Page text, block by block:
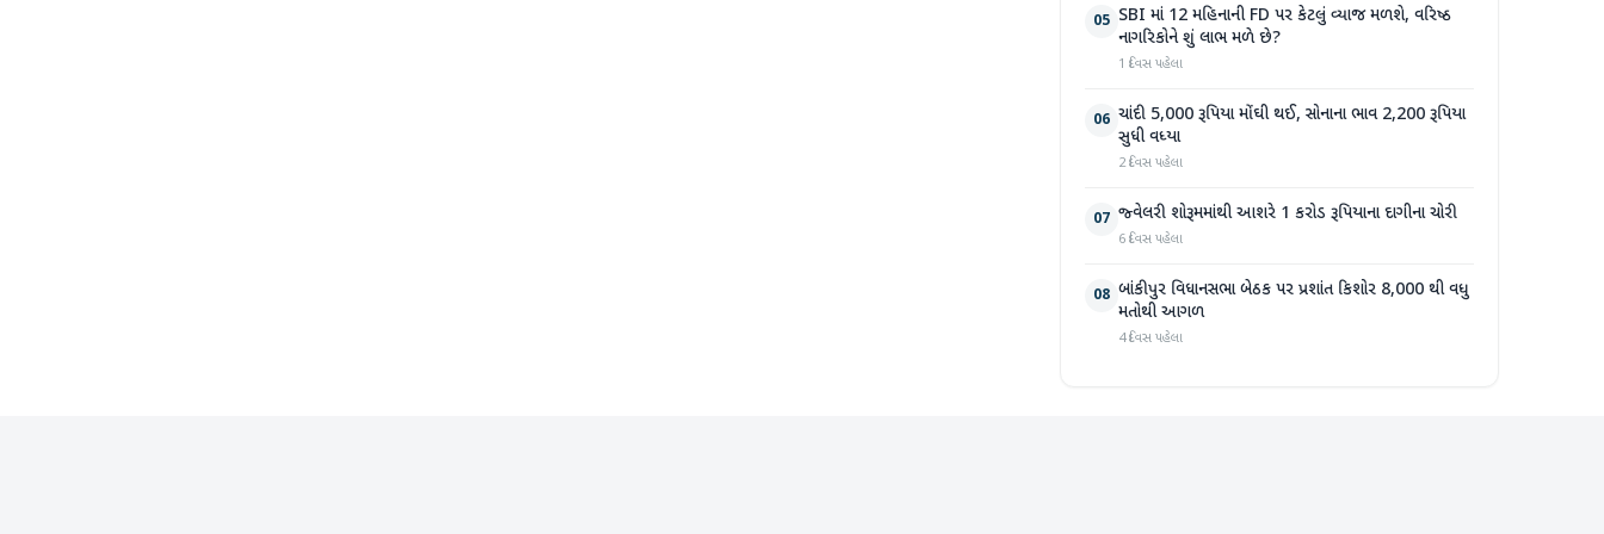
05 SBI માં 12 મહિનાની FD પર કેટલું વ્યાજ મળશે, વરિષ્ઠ
નાગરિકોને શું લાભ મળે છે?
1 દિવસ પહેલા
06 ચાંદી 5,000 રૂપિયા મોંઘી થઈ, સોનાના ભાવ 2,200 રૂપિયા
સુધી વધ્યા
2 દિવસ પહેલા
07 જ્વેલરી શોરૂમમાંથી આશરે 1 કરોડ રૂપિયાના દાગીના ચોરી
6 દિવસ પહેલા
08 બાંકીપુર વિધાનસભા બેઠક પર પ્રશાંત કિશોર 8,000 થી વધુ
મતોથી આગળ
4 દિવસ પહેલા